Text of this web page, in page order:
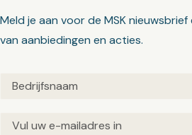
Meld je aan voor de MSK
van aanbiedingen en acties.
Untitled(Vereist)
Email(Vereist)